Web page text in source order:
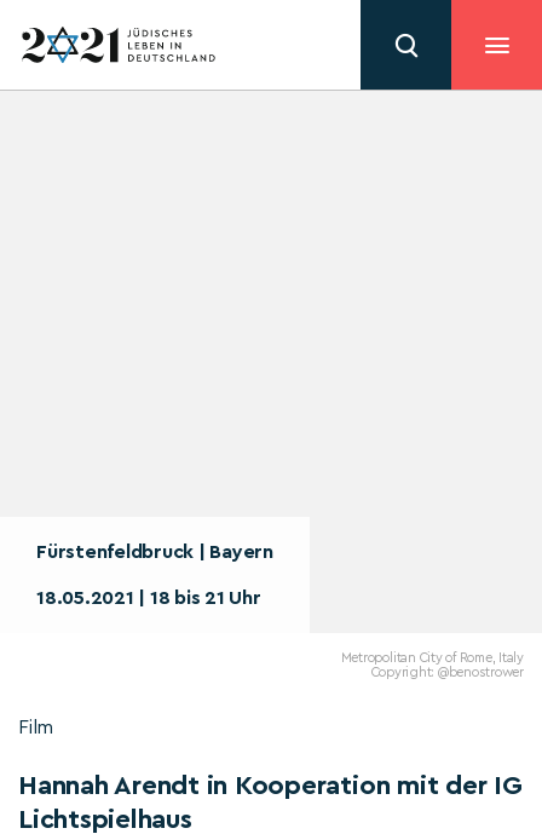
Fürstenfeldbruck | Bayern
18.05.2021 | 18 bis 21 Uhr
Metropolitan City of Rome, Italy
Copyright: @benostrower
Film
Hannah Arendt in Kooperation mit der IG
Lichtspielhaus